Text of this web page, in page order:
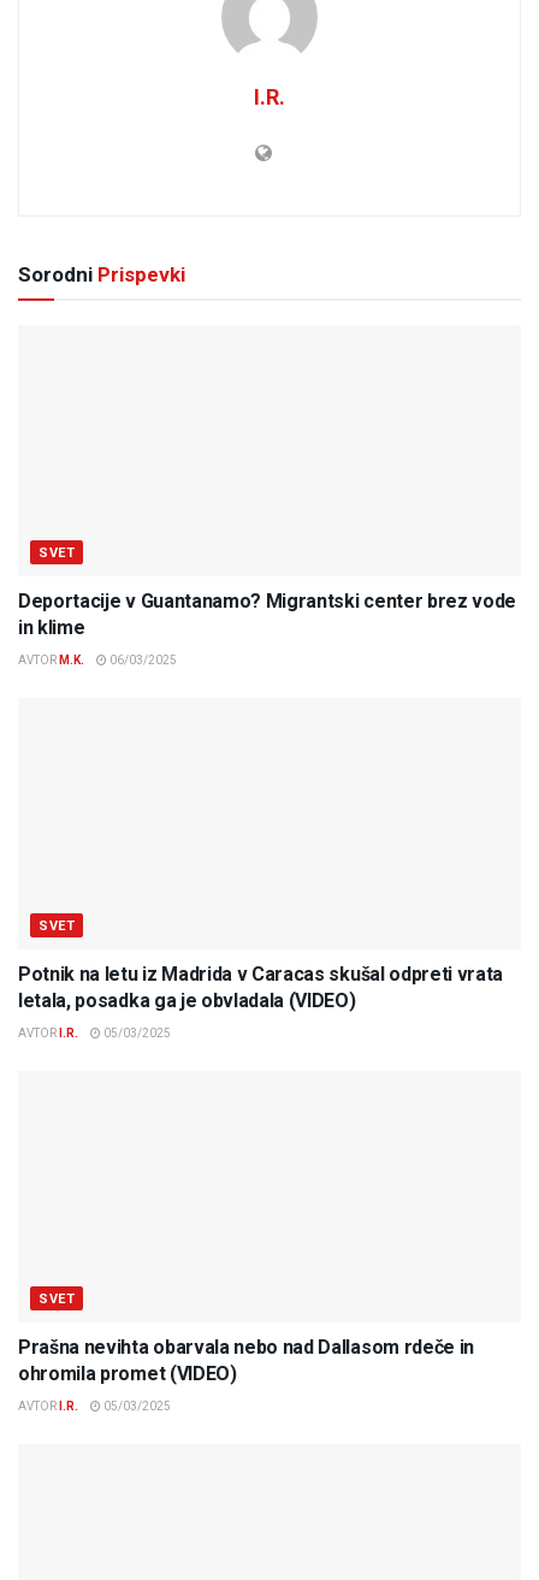
I.R.
Sorodni Prispevki
SVET
Deportacije v Guantanamo? Migrantski center brez vode
in klime
AVTOR M.K. 06/03/2025
SVET
Potnik na letu iz Madrida v Caracas skušal odpreti vrata
letala, posadka ga je obvladala (VIDEO)
AVTOR I.R. 05/03/2025
SVET
Prašna nevihta obarvala nebo nad Dallasom rdeče in
ohromila promet (VIDEO)
AVTOR I.R. 05/03/2025